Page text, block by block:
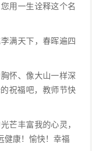
用一生诠释这个名
满天下，春晖遍四
、像大山一样深
祝福吧，教师节快
芒丰富我的心灵，
健康！愉快！幸福